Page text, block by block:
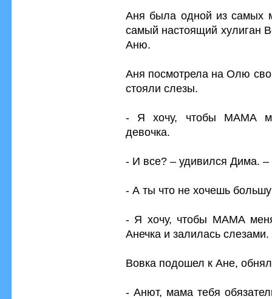
Аня была одной из самых
самый настоящий хулиган
Аню.
Аня посмотрела на Олю
стояли слезы.
- Я хочу, чтобы МАМА
девочка.
- И все? – удивился Дима.
- А ты что не хочешь
- Я хочу, чтобы МАМА
Анечка и залилась слезами.
Вовка подошел к Ане,
- Анют, мама тебя